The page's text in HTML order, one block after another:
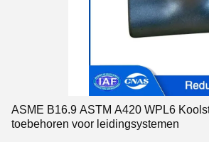
ASME B16.9 ASTM A420 WPL6
toebehoren voor leidingsystemen